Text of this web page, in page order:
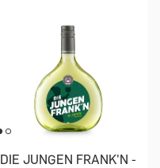
DIE JUNGEN FRANK'N -